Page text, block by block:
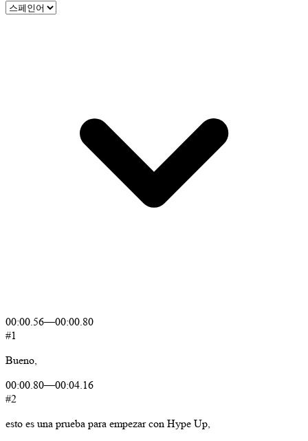
00:00.56—00:00.80
#1
Bueno,
00:00.80—00:04.16
#2
esto es una prueba para empezar con Hype Up,